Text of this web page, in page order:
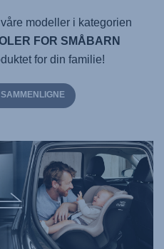
modeller i kategorien
FOR SMÅBARN
for din familie!